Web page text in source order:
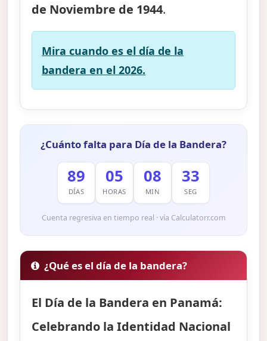
de Noviembre de 1944.
Mira cuando es el día de la
bandera en el 2026.
¿Cuánto falta para Día de la Bandera?
89
DÍAS
05
HORAS
08
MIN
32
SEG
Cuenta regresiva en tiempo real · vía Calculatorr.com
¿Qué es el día de la bandera?
El Día de la Bandera en Panamá:
Celebrando la Identidad Nacional